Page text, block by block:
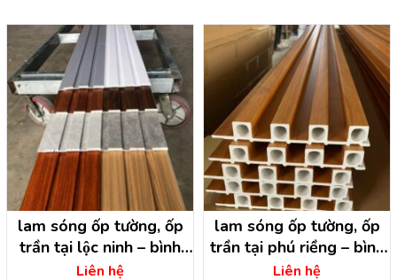
lam sóng ốp tường, ốp
trần tại lộc ninh – bình
phước
Liên hệ
lam sóng ốp tường, ốp
trần tại phú riềng – bình
phước
Liên hệ